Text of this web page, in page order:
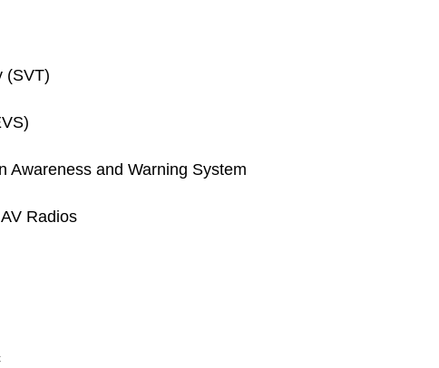
(SVT)
Awareness and Warning System
Radios